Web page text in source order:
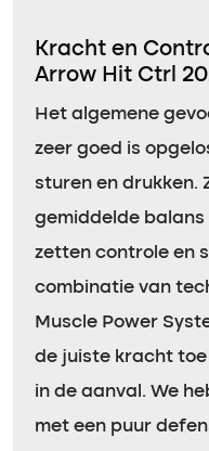
Kracht en
Arrow Hit Ctrl
Het algemene
zeer goed is
sturen en drukken.
gemiddelde
zetten controle en
combinatie van
Muscle Power
de juiste kracht
in de aanval. We
met een puur